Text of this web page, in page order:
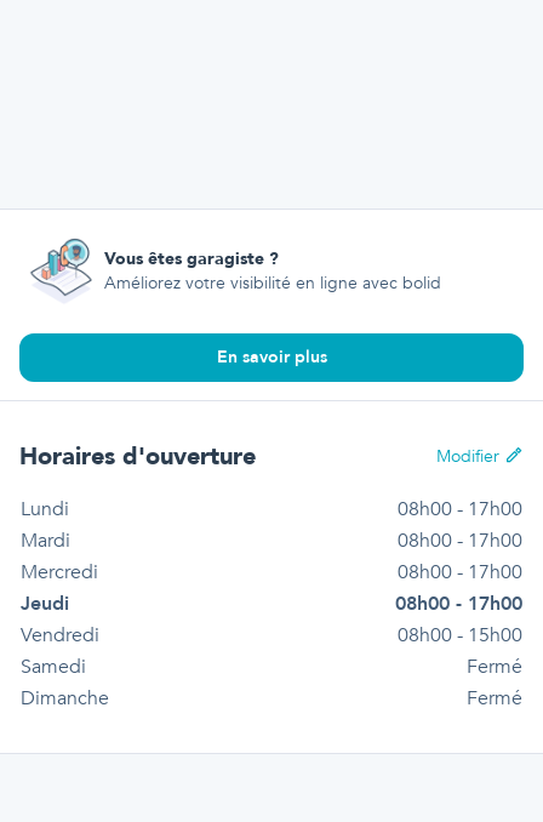
Vous êtes garagiste ?
Améliorez votre visibilité en ligne avec bolid
En savoir plus
Horaires d'ouverture Modifier
Lundi
08h00 - 17h00
Mardi
08h00 - 17h00
Mercredi
08h00 - 17h00
Jeudi
08h00 - 17h00
Vendredi
08h00 - 15h00
Samedi
Fermé
Dimanche
Fermé